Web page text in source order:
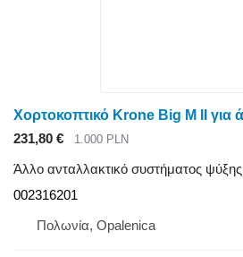
231,80 € 1.000 PLN
Άλλο ανταλλακτικό συστήματος ψύξης
002316201
Πολωνία, Opalenica